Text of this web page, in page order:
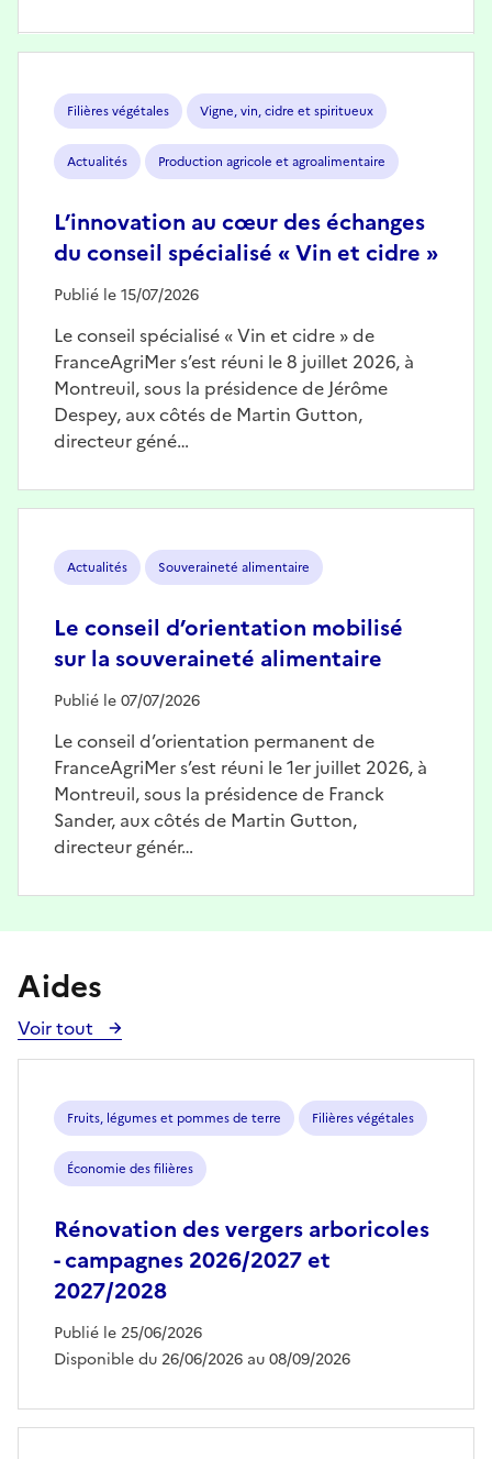
Filières végétales Vigne, vin, cidre et spiritueux
Actualités Production agricole et agroalimentaire
L’innovation au cœur des échanges
du conseil spécialisé « Vin et cidre »
Publié le 15/07/2026
Le conseil spécialisé « Vin et cidre » de
FranceAgriMer s’est réuni le 8 juillet 2026, à
Montreuil, sous la présidence de Jérôme
Despey, aux côtés de Martin Gutton,
directeur géné…
Actualités Souveraineté alimentaire
Le conseil d’orientation mobilisé
sur la souveraineté alimentaire
Publié le 07/07/2026
Le conseil d’orientation permanent de
FranceAgriMer s’est réuni le 1er juillet 2026, à
Montreuil, sous la présidence de Franck
Sander, aux côtés de Martin Gutton,
directeur génér…
Aides
Voir tout
Voir
toutes
aides
Fruits, légumes et pommes de terre Filières végétales
Économie des filières
Rénovation des vergers arboricoles
- campagnes 2026/2027 et
2027/2028
Publié le 25/06/2026
Disponible du 26/06/2026 au 08/09/2026